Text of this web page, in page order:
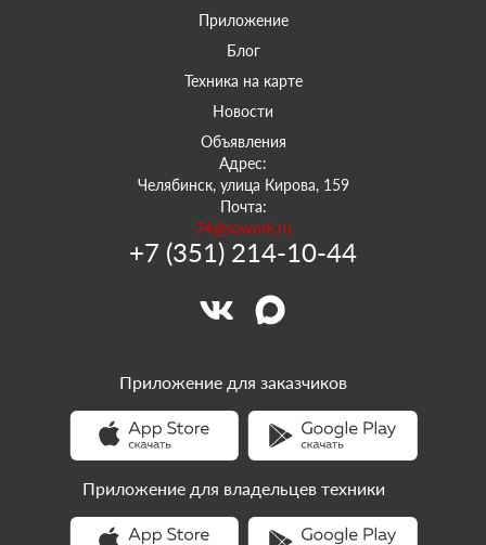
Приложение
Блог
Техника на карте
Новости
Объявления
Адрес:
Челябинск, улица Кирова, 159
Почта:
74@sowork.ru
+7 (351) 214-10-44
Приложение для заказчиков
Приложение для владельцев техники